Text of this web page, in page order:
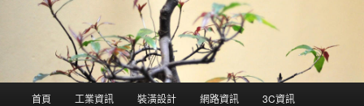
首頁 工業資訊 裝潢設計 網路資訊 3C資訊